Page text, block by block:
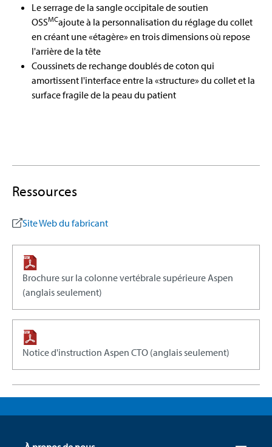
Le serrage de la sangle occipitale de soutien
OSSMCajoute à la personnalisation du réglage du collet
en créant une «étagère» en trois dimensions où repose
l'arrière de la tête
Coussinets de rechange doublés de coton qui
amortissent l'interface entre la «structure» du collet et la
surface fragile de la peau du patient
Ressources
Site Web du fabricant
Brochure sur la colonne vertébrale supérieure Aspen
(anglais seulement)
Notice d'instruction Aspen CTO (anglais seulement)